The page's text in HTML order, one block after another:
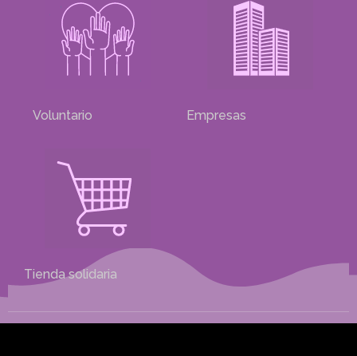
Voluntario Empresas
Tienda solidaria